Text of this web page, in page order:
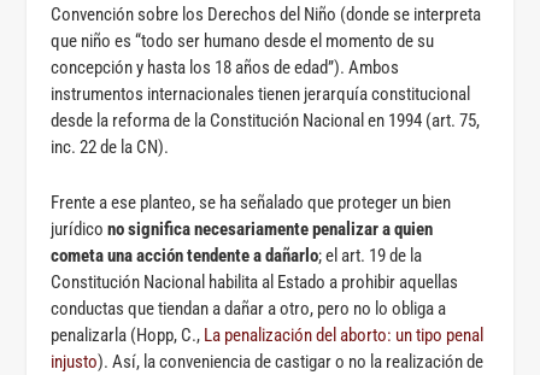
Convención sobre los Derechos del Niño (donde se interpreta
que niño es “todo ser humano desde el momento de su
concepción y hasta los 18 años de edad”). Ambos
instrumentos internacionales tienen jerarquía constitucional
desde la reforma de la Constitución Nacional en 1994 (art. 75,
inc. 22 de la CN).
Frente a ese planteo, se ha señalado que proteger un bien
jurídicono significa necesariamente penalizar a quien
cometa una acción tendente a dañarlo; el art. 19 de la
Constitución Nacional habilita al Estado a prohibir aquellas
conductas que tiendan a dañar a otro, pero no lo obliga a
penalizarla (Hopp, C., La penalización del aborto: un tipo penal
injusto). Así, la conveniencia de castigar o no la realización de